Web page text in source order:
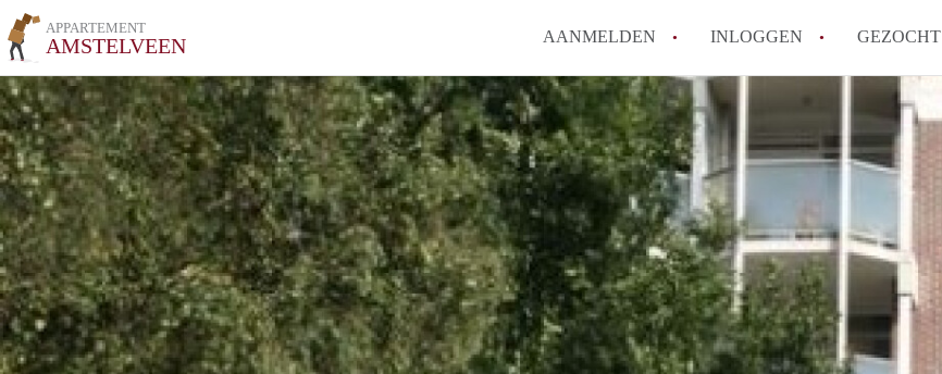
APPARTEMENT
AMSTELVEEN AANMELDEN INLOGGEN GEZOCHT